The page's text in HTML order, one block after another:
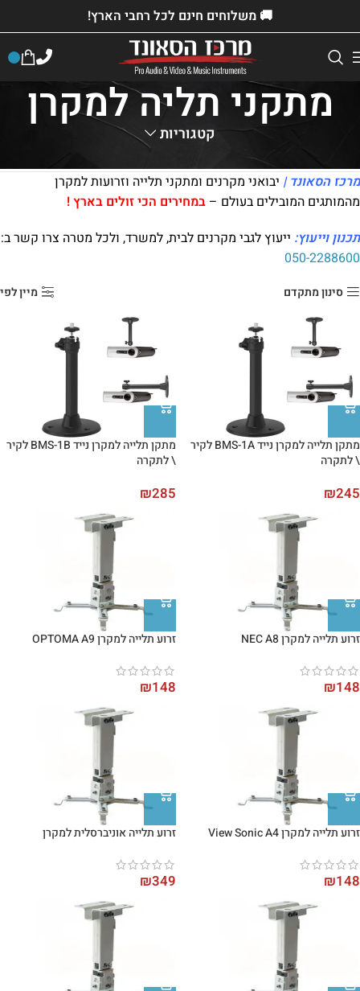
🚚 משלוחים חינם לכל רחבי הארץ!
מתקני תליה למקרן
קטגוריות
מרכז הסאונד | יבואני מקרנים ומתקני תלייה וזרועות למקרן
מהמותגים המובילים בעולם – במחירים הכי זולים בארץ !
תכנון וייעוץ: ייעוץ לגבי מקרנים לבית, למשרד, ולכל מטרה צרו קשר ב:
050-2288600
סינון מתקדם מיין לפי
מתקן תלייה למקרן נייד BMS-1A לקיר
\ לתקרה
₪245
מתקן תלייה למקרן נייד BMS-1B לקיר
\ לתקרה
₪285
זרוע תלייה למקרן NEC A8
₪148
זרוע תלייה למקרן OPTOMA A9
₪148
זרוע תלייה למקרן View Sonic A4
₪148
זרוע תלייה אוניברסלית למקרן
₪349